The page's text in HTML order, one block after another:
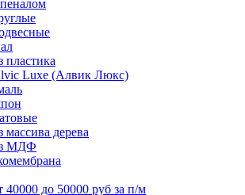
пластика
Luxe (Алвик Люкс)
массива дерева
МДФ
40000 до 50000 руб за п/м